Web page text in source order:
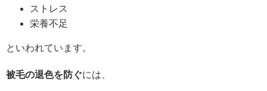
ストレス
栄養不足
といわれています。
被毛の退色を防ぐには、